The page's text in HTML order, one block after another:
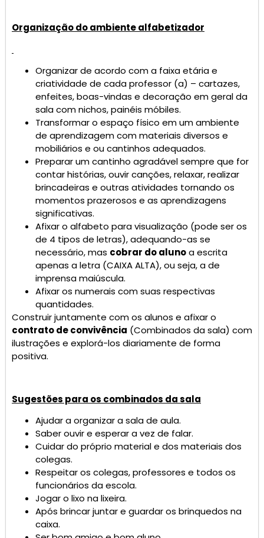
Organização do ambiente alfabetizador
Organizar de acordo com a faixa etária e
criatividade de cada professor (a) – cartazes,
enfeites, boas-vindas e decoração em geral da
sala com nichos, painéis móbiles.
Transformar o espaço físico em um ambiente
de aprendizagem com materiais diversos e
mobiliários e ou cantinhos adequados.
Preparar um cantinho agradável sempre que for
contar histórias, ouvir canções, relaxar, realizar
brincadeiras e outras atividades tornando os
momentos prazerosos e as aprendizagens
significativas.
Afixar o alfabeto para visualização (pode ser os
de 4 tipos de letras), adequando-as se
necessário, mas cobrar do alunoa escrita
apenas a letra (CAIXA ALTA), ou seja, a de
imprensa maiúscula.
Afixar os numerais com suas respectivas
quantidades.
Construir juntamente com os alunos e afixar o
contrato de convivência (Combinados da sala) com
ilustrações e explorá-los diariamente de forma
positiva.
Sugestões para os combinados da sala
Ajudar a organizar a sala de aula.
Saber ouvir e esperar a vez de falar.
Cuidar do próprio material e dos materiais dos
colegas.
Respeitar os colegas, professores e todos os
funcionários da escola.
Jogar o lixo na lixeira.
Após brincar juntar e guardar os brinquedos na
caixa.